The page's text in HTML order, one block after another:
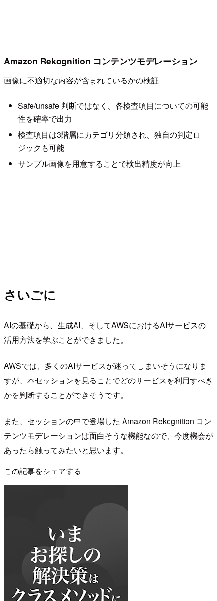
Amazon Rekognition コンテンツモデレーション
画像に不適切な内容が含まれているかの検証
Safe/unsafe 判断ではなく、各検査項目についての可能
性を確率で出力
検査項目は3階層にカテゴリ分類され、独自の判定ロ
ジックも可能
サンプル画像を用意することで検出精度が向上
さいごに
AIの基礎から、生成AI、そしてAWSにおけるAIサービスの
活用方法を学ぶことができました。
AWSでは、多くのAIサービスが迷ってしまいそうになりま
すが、本セッションを見ることでどのサービスを利用すべき
かを判断することができそうです。
また、セッションの中で登場した Amazon Rekognition コン
テンツモデレーションは面白そうな機能なので、今度機会が
あったら触ってみたいと思います。
この記事をシェアする